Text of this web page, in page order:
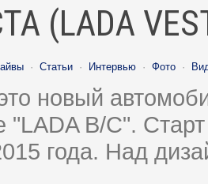
(LADA
· Статьи · Интервью · Фото ·
новый
B/C".
года. Над